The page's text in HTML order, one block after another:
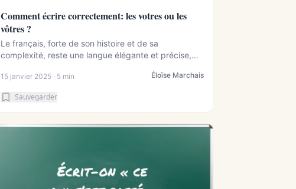
Comment écrire correctement: les votres ou les
vôtres ?
Le français, forte de son histoire et de sa
complexité, reste une langue élégante et précise,
15 janvier 2025 · 5 min Éloïse Marchais
Sauvegarder